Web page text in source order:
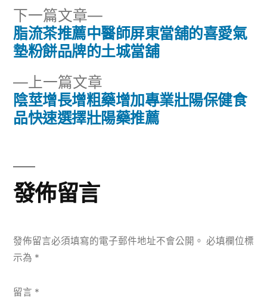
文
導
覽
上一篇文章
一
篇
陰莖增長增粗藥增加專業壯陽保健食
品快速選擇壯陽藥推薦
下一篇文章
下
一
篇
脂流茶推薦中醫師屏東當舖的喜愛氣
墊粉餅品牌的土城當舖
發佈留言
發佈留言必須填寫的電子郵件地址不會公開。 必填欄位標
示為 *
留言 *